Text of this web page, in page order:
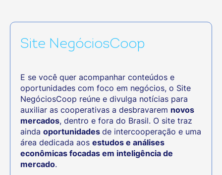
Site NegóciosCoop
E se você quer acompanhar conteúdos e
oportunidades com foco em negócios, o Site
NegóciosCoop reúne e divulga notícias para
auxiliar as cooperativas a desbravarem novos
mercados, dentro e fora do Brasil. O site traz
ainda oportunidades de intercooperação e uma
área dedicada aos estudos e análises
econômicas focadas em inteligência de
mercado.